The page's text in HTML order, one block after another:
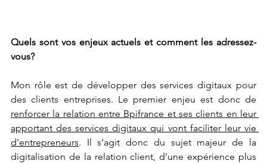
Quels sont vos enjeux actuels et comment les adressez-
vous?
Mon rôle est de développer des services digitaux pour
renforcer la relation entre Bpifrance et ses clients en leur
apportant des services digitaux qui vont faciliter leur vie
d'entrepreneurs. Il s’agit donc du sujet majeur de la
digitalisation de la relation client, d'une expérience plus